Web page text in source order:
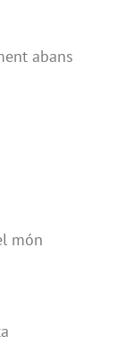
abans
món